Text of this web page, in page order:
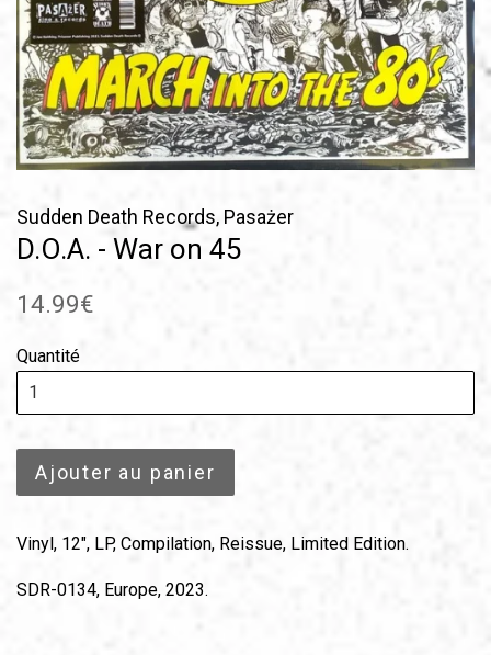
Sudden Death Records, Pasażer
D.O.A. - War on 45
Prix
14.99€
Quantité
Ajouter au panier
Vinyl, 12", LP, Compilation, Reissue, Limited Edition.
SDR-0134, Europe, 2023.